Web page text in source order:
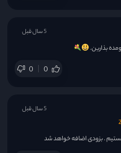
0 0
5 سال قبل
. بزودی اضافه خواهد شد
5 سال قبل